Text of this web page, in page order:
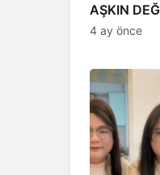
AŞKIN
4 ay önce